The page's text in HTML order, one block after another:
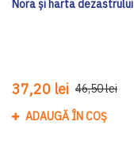
Nora și harta dezastrului
37,20 lei 46,50 lei
ADAUGĂ ÎN COȘ